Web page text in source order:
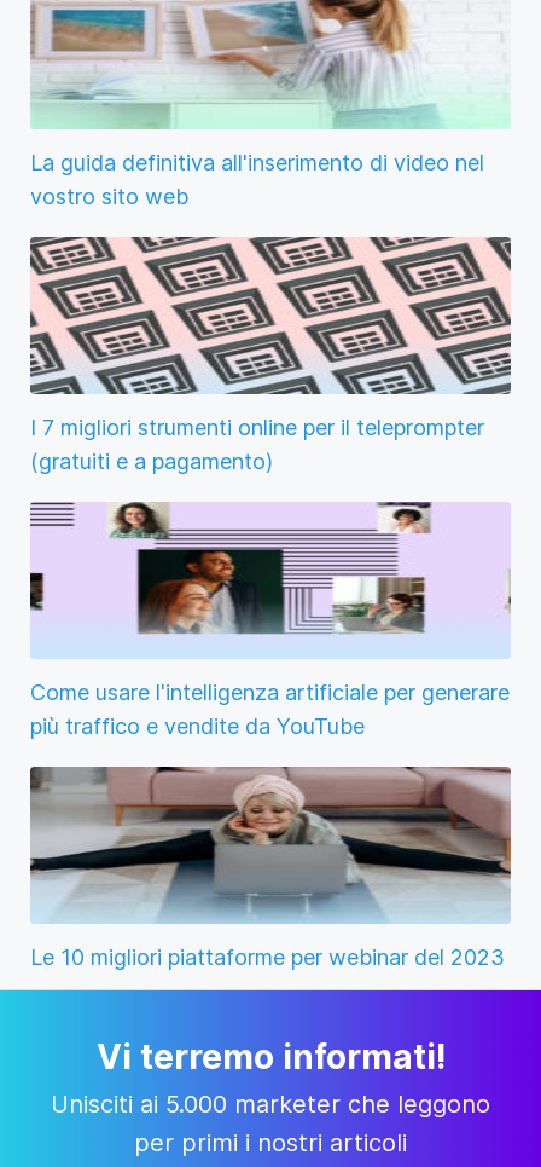
La guida definitiva all'inserimento di video nel
vostro sito web
I 7 migliori strumenti online per il teleprompter
(gratuiti e a pagamento)
Come usare l'intelligenza artificiale per generare
più traffico e vendite da YouTube
Le 10 migliori piattaforme per webinar del 2023
Vi terremo informati!
Unisciti ai 5.000 marketer che leggono
per primi i nostri articoli